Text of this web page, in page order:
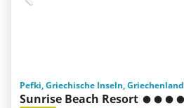
Pefki, Griechische Inseln, Griechenland
Sunrise Beach Resort